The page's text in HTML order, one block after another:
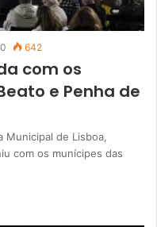
0 642
com os
e Penha de
Municipal de Lisboa,
com os munícipes das